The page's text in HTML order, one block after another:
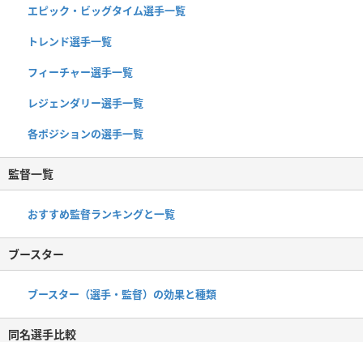
エピック・ビッグタイム選手一覧
トレンド選手一覧
フィーチャー選手一覧
レジェンダリー選手一覧
各ポジションの選手一覧
監督一覧
おすすめ監督ランキングと一覧
ブースター
ブースター（選手・監督）の効果と種類
同名選手比較